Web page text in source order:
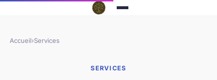
Accueil›Services
SERVICES